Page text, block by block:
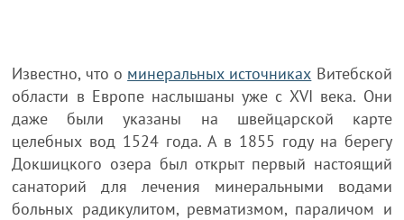
Известно, что о минеральных источниках Витебской
области в Европе наслышаны уже с XVI века. Они
даже были указаны на швейцарской карте
целебных вод 1524 года. А в 1855 году на берегу
Докшицкого озера был открыт первый настоящий
санаторий для лечения минеральными водами
больных радикулитом, ревматизмом, параличом и